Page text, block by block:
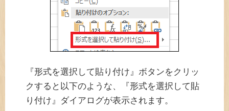
『形式を選択して貼り付け』ボタンをクリッ
クすると以下のような、『形式を選択して貼
り付け』ダイアログが表示されます。